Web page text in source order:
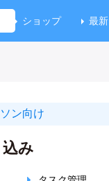
ショップ 最新
ン向け
み